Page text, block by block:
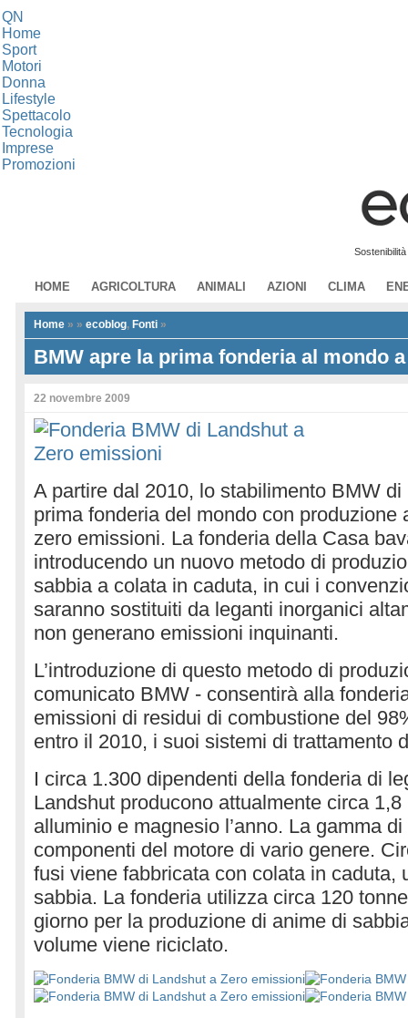
QN
Home
Sport
Motori
Donna
Lifestyle
Spettacolo
Tecnologia
Imprese
Promozioni
HOME AGRICOLTURA ANIMALI AZIONI CLIMA
Home » » ecoblog, Fonti »
BMW apre la prima fonderia al mondo
22 novembre 2009
A partire dal 2010, lo stabilimento BMW
prima fonderia del mondo con produzione
zero emissioni. La fonderia della Casa
introducendo un nuovo metodo di
sabbia a colata in caduta, in cui i
saranno sostituiti da leganti inorganici
non generano emissioni inquinanti.
L’introduzione di questo metodo di
comunicato BMW - consentirà alla
emissioni di residui di combustione del
entro il 2010, i suoi sistemi di trattamento
I circa 1.300 dipendenti della fonderia di
Landshut producono attualmente circa
alluminio e magnesio l’anno. La gamma
componenti del motore di vario genere.
fusi viene fabbricata con colata in caduta,
sabbia. La fonderia utilizza circa 120
giorno per la produzione di anime di
volume viene riciclato.